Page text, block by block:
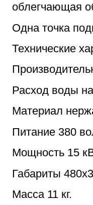
облегчающая
Одна точка
Технические
Расход воды
Материал
Питание 380
Мощность 15
Габариты
Масса 11 кг.